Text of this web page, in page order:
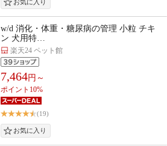
w/d 消化・体重・糖尿病の管理 小粒 チキ
ン 犬用特…
楽天24 ペット館
7,464円～
ポイント10%
(19)